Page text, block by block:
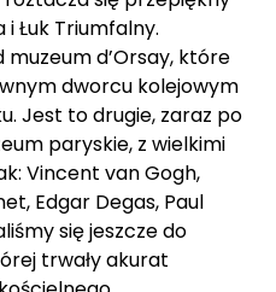
i Łuk Triumfalny.
d’Orsay, które
dworcu kolejowym
Jest to drugie, zaraz po
paryskie, z wielkimi
Vincent van Gogh,
Edgar Degas, Paul
się jeszcze do
trwały akurat